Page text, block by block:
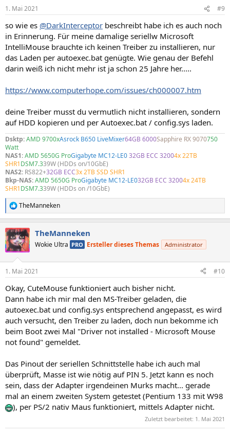
1. Mai 2021 #9
so wie es @DarkInterceptor beschreibt habe ich es auch noch
in Erinnerung. Für meine damalige seriellw Microsoft
IntelliMouse brauchte ich keinen Treiber zu installieren, nur
das Laden per autoexec.bat genügte. Wie genau der Befehl
darin weiß ich nicht mehr ist ja schon 25 Jahre her.....
https://www.computerhope.com/issues/ch000007.htm
deine Treiber musst du vermutlich nicht installieren, sondern
auf HDD kopieren und per Autoexec.bat / config.sys laden.
Dsktp:AMD 9700xAsrock B650 LiveMixer64GB 6000Sapphire RX 9070750
Watt
NAS1:AMD 5650G ProGigabyte MC12-LE032GB ECC 32004x 22TB
SHR1DSM7.339W (HDDs on/10GbE)
NAS2: RS822+32GB ECC3x 2TB SSD SHR1
Bkp-NAS:AMD 5650G ProGigabyte MC12-LE032GB ECC 32004x 24TB
SHR1DSM7.339W (HDDs on /10GbE)
R
e
k
t
i
e
:
TheManneken
TheManneken
Wokie Ultra PRO Ersteller dieses Themas Administrator
1. Mai 2021 #10
Okay, CuteMouse funktioniert auch bisher nicht.
Dann habe ich mir mal den MS-Treiber geladen, die
autoexec.bat und config.sys entsprechend angepasst, es wird
auch versucht, den Treiber zu laden, doch nun bekomme ich
beim Boot zwei Mal "Driver not installed - Microsoft Mouse
not found" gemeldet.
Das Pinout der seriellen Schnittstelle habe ich auch mal
überprüft, Masse ist wie nötig auf PIN 5. Jetzt kann es noch
sein, dass der Adapter irgendeinen Murks macht... gerade
mal an einem zweiten System getestet (Pentium 133 mit W98
), per PS/2 nativ Maus funktioniert, mittels Adapter nicht.
Zuletzt bearbeitet: 1. Mai 2021